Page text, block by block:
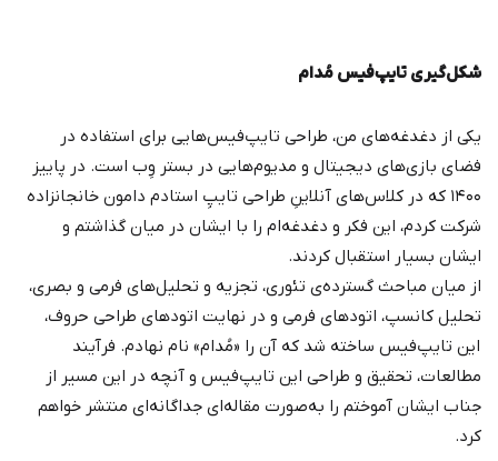
شکل‌گیری تایپ‌فیس مُدام
یکی از دغدغه‌های من، طراحی تایپ‌فیس‌هایی برای استفاده در
فضای بازی‌های دیجیتال و مدیوم‌هایی در بستر وِب است. در پاییز
۱۴۰۰ که در کلاس‌های آنلاینِ طراحی تایپِ استادم دامون خانجانزاده
شرکت کردم، این فکر و دغدغه‌ام را با ایشان در میان گذاشتم و
ایشان بسیار استقبال کردند.
از میان مباحث گسترده‌ی تئوری،‌ تجزیه و تحلیل‌های فرمی و بصری،
تحلیل کانسپ، اتودهای فرمی و در نهایت اتودهای طراحی حروف،
این تایپ‌فیس ساخته شد که آن را «مُدام» نام نهادم. فرآیند
مطالعات، تحقیق و طراحی این تایپ‌فیس و آنچه در این مسیر از
جناب ایشان آموختم را به‌صورت مقاله‌ای جداگانه‌ای منتشر خواهم
کرد.